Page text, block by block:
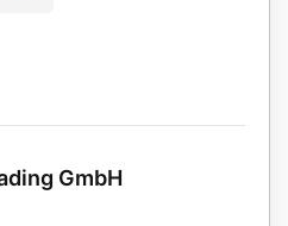
GmbH